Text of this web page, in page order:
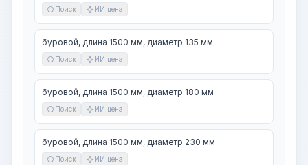
Поиск ИИ цена
буровой, длина 1500 мм, диаметр 135 мм
Поиск ИИ цена
буровой, длина 1500 мм, диаметр 180 мм
Поиск ИИ цена
буровой, длина 1500 мм, диаметр 230 мм
Поиск ИИ цена